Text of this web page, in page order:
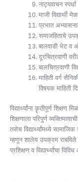
नाट्यवाचन स्पर्धा
माजी विद्यार्थी
प्रभात
समाजहिताचे
बालवाडी भेट व
दूरचित्रवाणी
बालचित्रवाणी
माहिती वर्ग
विषयक माहिती
विद्यार्थ्यांना कॄतीपूर्ण
शिक्षणाला परिपुर्ण
तसेच विद्यार्थ्यांमध्ये
म्हणून शालेय उपक्रम राबविले
प्रशिक्षण व विद्यार्थ्यांचा